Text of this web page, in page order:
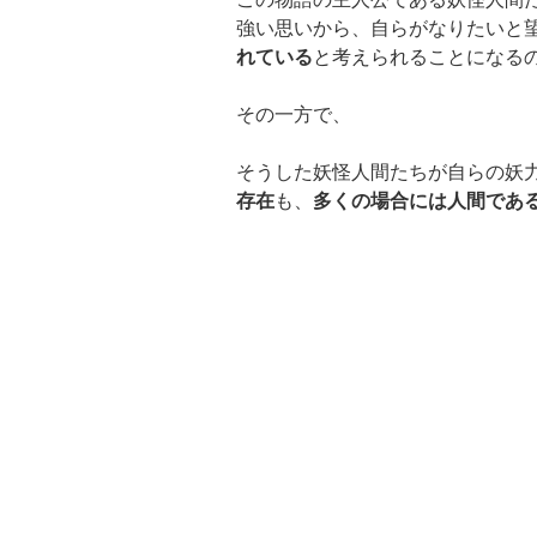
強い思いから、自らがなりたいと
れていると考えられることになる
その一方で、
そうした妖怪人間たちが自らの妖
存在も、 多くの場合には人間であ